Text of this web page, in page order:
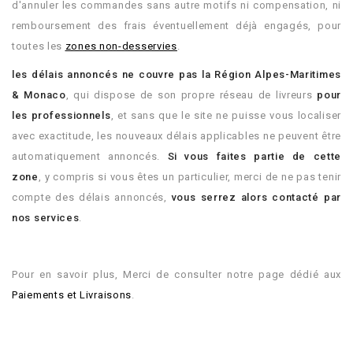
d'annuler les commandes sans autre motifs ni compensation, ni
remboursement des frais éventuellement déjà engagés, pour
toutes les zones non-desservies.
les délais annoncés ne couvre pas la Région Alpes-Maritimes
& Monaco, qui dispose de son propre réseau de livreurs pour
les professionnels, et sans que le site ne puisse vous localiser
avec exactitude, les nouveaux délais applicables ne peuvent être
automatiquement annoncés. Si vous faites partie de cette
zone , y compris si vous êtes un particulier, merci de ne pas tenir
compte des délais annoncés,vous serrez alors contacté par
nos services.
Pour en savoir plus, Merci de consulter notre page dédié aux
Paiements et Livraisons.